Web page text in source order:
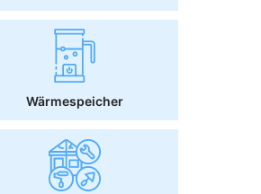
Wärmespeicher